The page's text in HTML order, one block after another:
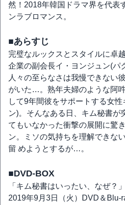
然！2018年韓国ドラマ界を代表
ンラブロマンス。
■あらすじ
完璧なルックスとスタイルに卓
企業の副会長イ・ヨンジュン(パ
人々の至らなさは我慢できない
がいた…。熟年夫婦のような阿
して9年間彼をサポートする女
ン)。そんなある日、キム秘書が
てもいなかった衝撃の展開に驚
ン。ミソの気持ちを理解できな
留 めようとするが…。
■DVD-BOX
「キム秘書はいったい、なぜ？」
2019年9月3日（火）DVD＆Blu-